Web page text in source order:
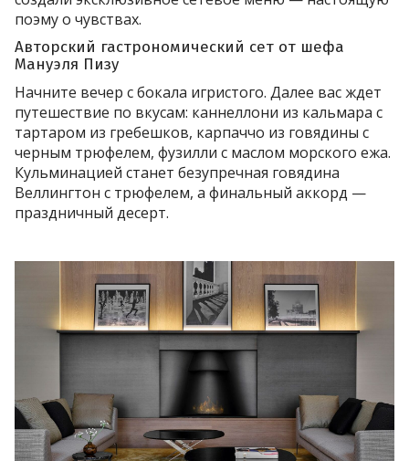
поэму о чувствах.
Авторский гастрономический сет от шефа
Мануэля Пизу
Начните вечер с бокала игристого. Далее вас ждет
путешествие по вкусам: каннеллони из кальмара с
тартаром из гребешков, карпаччо из говядины с
черным трюфелем, фузилли с маслом морского ежа.
Кульминацией станет безупречная говядина
Веллингтон с трюфелем, а финальный аккорд —
праздничный десерт.